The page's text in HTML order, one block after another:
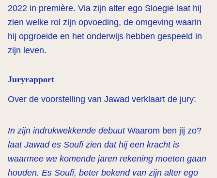
2022 in première. Via zijn alter ego Sloegie laat hij
zien welke rol zijn opvoeding, de omgeving waarin
hij opgroeide en het onderwijs hebben gespeeld in
zijn leven.
Juryrapport
Over de voorstelling van Jawad verklaart de jury:
In zijn indrukwekkende debuut Waarom ben jij zo?
laat Jawad es Soufi zien dat hij een kracht is
waarmee we komende jaren rekening moeten gaan
houden. Es Soufi, beter bekend van zijn alter ego